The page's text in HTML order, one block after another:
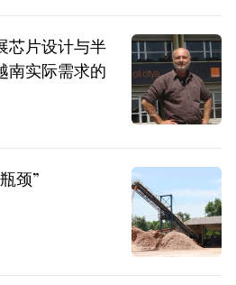
芯片设计与半
南实际需求的
颈”